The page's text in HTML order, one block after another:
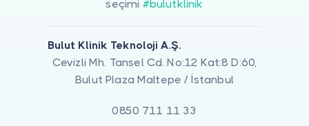
seçimi #bulutklinik
Bulut Klinik Teknoloji A.Ş.
Cevizli Mh. Tansel Cd. No:12 Kat:8 D:60,
Bulut Plaza Maltepe / İstanbul
0850 711 11 33